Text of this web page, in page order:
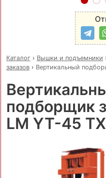
Каталог› Вышки и подъемники
заказов› Вертикальный
подборщик
LM YT-45 TX